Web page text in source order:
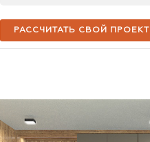
РАССЧИТАТЬ СВОЙ ПРОЕКТ